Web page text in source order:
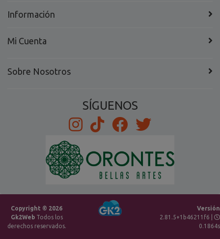
Información
Mi Cuenta
Sobre Nosotros
SÍGUENOS
Copyright © 2026
Gk2WebTodos los
derechos reservados.
Versión
2.81.5+1b46211f6 |
0.1864s